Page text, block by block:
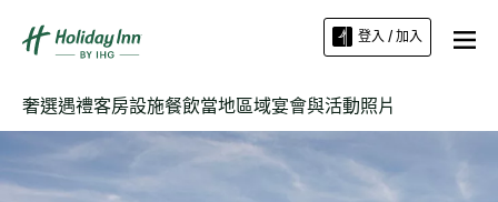
登入 / 加入
奢選遇禮客房設施餐飲當地區域宴會與活動照片